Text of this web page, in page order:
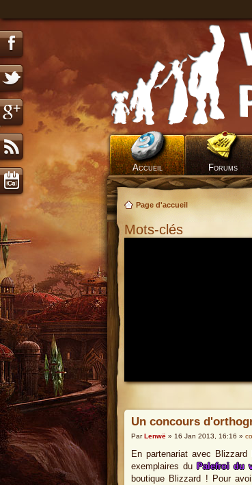
Accueil Forums
Page d'accueil
Mots-clés
Un concours
ParLenwë » 16 Jan 2013, 16:16 »
En partenariat avec
exemplaires du Palefroi du
boutique Blizzard ! Pour